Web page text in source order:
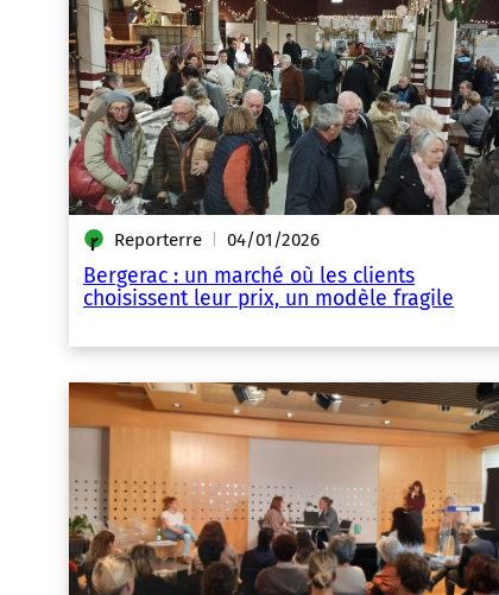
Reporterre 04/01/2026
Bergerac : un marché où les clients
choisissent leur prix, un modèle fragile